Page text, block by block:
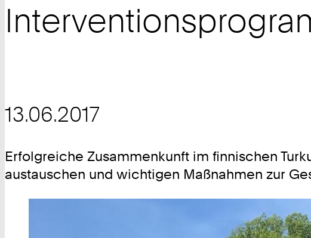
13.06.2017
Erfolgreiche Zusammenkunft im finnischen
austauschen und wichtigen Maßnahmen zur